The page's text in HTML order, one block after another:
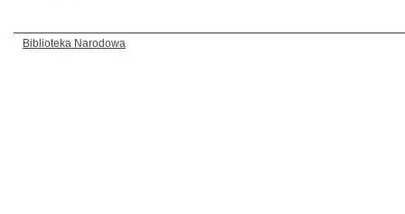
Biblioteka Narodowa